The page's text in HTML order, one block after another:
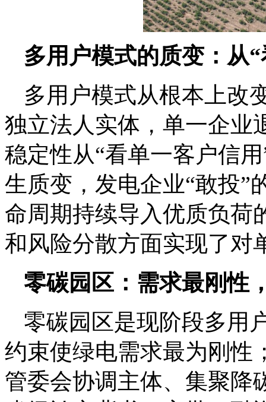
多用户模式的质变：从
多用户模式从根本上改
独立法人实体，单一企业
稳定性从“看单一客户信
生质变，发电企业“敢投”
命周期持续导入优质负荷
和风险分散方面实现了对
零碳园区：需求最刚性
零碳园区是现阶段多用
约束使绿电需求最为刚性
管委会协调主体、集聚降